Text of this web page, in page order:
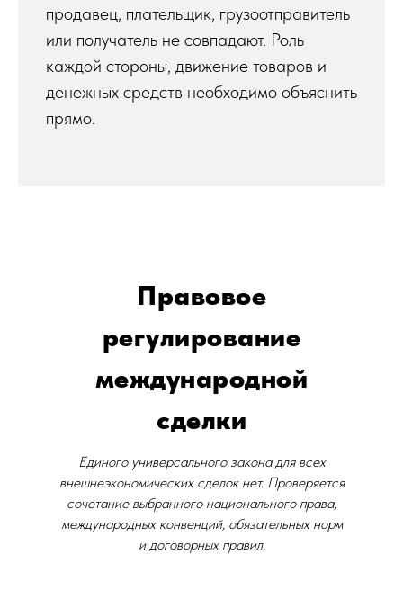
продавец, плательщик, грузоотправитель
или получатель не совпадают. Роль
каждой стороны, движение товаров и
денежных средств необходимо объяснить
прямо.
Правовое
регулирование
международной
сделки
Единого универсального закона для всех
внешнеэкономических сделок нет. Проверяется
сочетание выбранного национального права,
международных конвенций, обязательных норм
и договорных правил.